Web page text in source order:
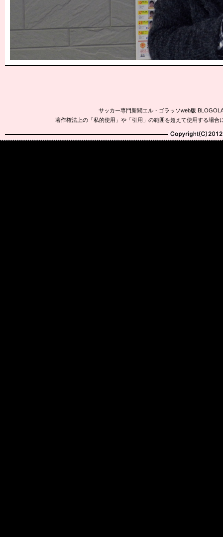
サッカー専門新聞エル・ゴラッソweb版
著作権法上の「私的使用」や「引用」の範囲を超えて使用する場
Copyright(C)2010-